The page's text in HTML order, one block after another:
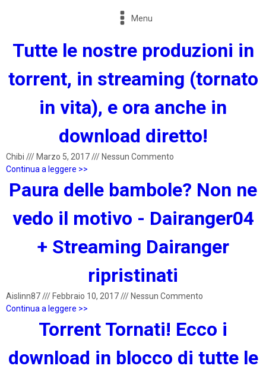
Menu
Tutte le nostre produzioni in
torrent, in streaming (tornato
in vita), e ora anche in
download diretto!
Chibi /// Marzo 5, 2017/// Nessun Commento
Continua a leggere >>
Paura delle bambole? Non ne
vedo il motivo - Dairanger04
+ Streaming Dairanger
ripristinati
Aislinn87/// Febbraio 10, 2017/// Nessun Commento
Continua a leggere >>
Torrent Tornati! Ecco i
download in blocco di tutte le